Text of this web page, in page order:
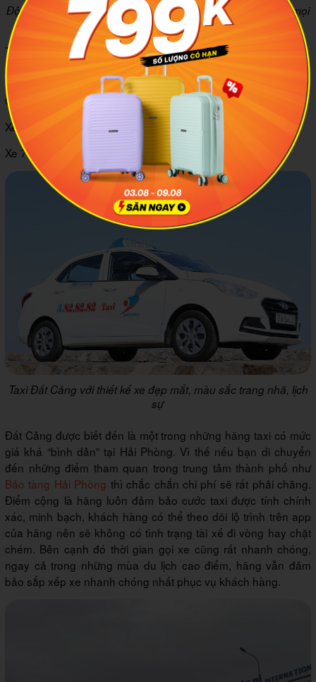
Đội xe của Trung Kiên luôn sẵn sàng phục vụ khách hàng mọi
lúc mọi nơi
1.6 Taxi Đất Cảng
Số điện thoại: 0225.3736.736 – 031.3567.567
Giá cước taxi tham khảo:
Xe 4 chỗ: 10.000 đồng/km đầu tiên
Xe 7 chỗ: 10.000 đồng/km đầu tiên
Taxi Đất Cảng với thiết kế xe đẹp mắt, màu sắc trang nhã, lịch
sự
Đất Cảng được biết đến là một trong những hãng taxi có mức
giá khá “bình dân” tại Hải Phòng. Vì thế nếu bạn di chuyển
đến những điểm tham quan trong trung tâm thành phố như
Bảo tàng Hải Phòng thì chắc chắn chi phí sẽ rất phải chăng.
Điểm cộng là hãng luôn đảm bảo cước taxi được tính chính
xác, minh bạch, khách hàng có thể theo dõi lộ trình trên app
của hãng nên sẽ không có tình trạng tài xế đi vòng hay chặt
chém. Bên cạnh đó thời gian gọi xe cũng rất nhanh chóng,
ngay cả trong những mùa du lịch cao điểm, hãng vẫn đảm
bảo sắp xếp xe nhanh chóng nhất phục vụ khách hàng.